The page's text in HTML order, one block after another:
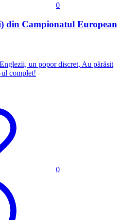
0
din Campionatul European
un popor discret, Au părăsit
complet!
0